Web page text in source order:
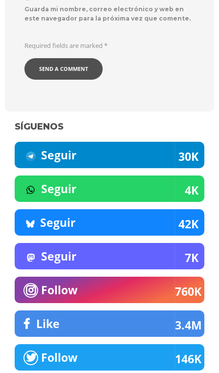
Guarda mi nombre, correo electrónico y web en
este navegador para la próxima vez que comente.
Required fields are marked *
SÍGUENOS
Seguir 30K
Seguir 4K
Seguir 42K
Seguir 7K
Follow 760K
Like 3.4M
Follow 146K